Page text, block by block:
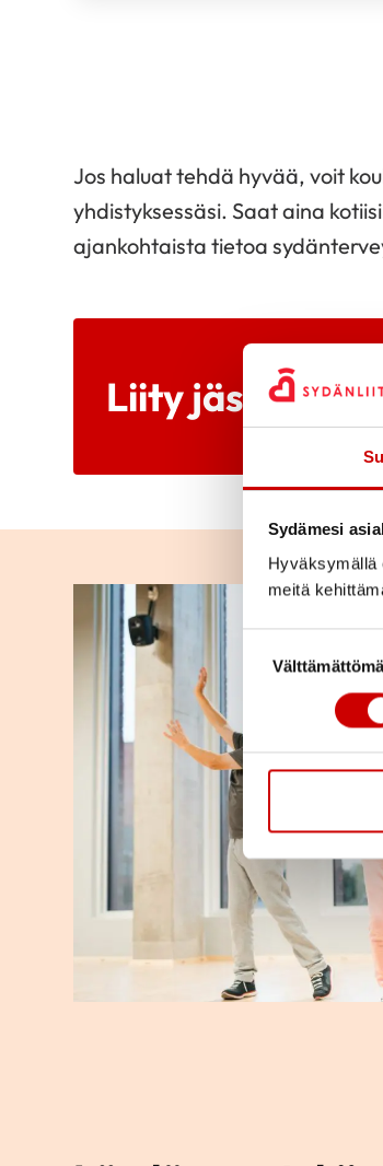
Sydämesi
Hyväksymällä
meitä
Jos haluat tehdä hyvää, voit
yhdistyksessäsi. Saat aina
ajankohtaista tietoa
Liity jäseneksi